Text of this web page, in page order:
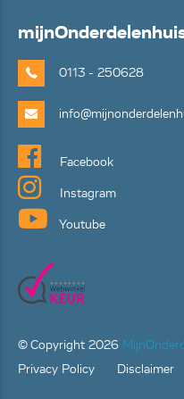
mijn
0113 - 250628
Facebook
Instagram
Youtube
© Copyright 2026
Privacy Policy
Disclaimer